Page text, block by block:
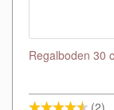
Regalboden 30